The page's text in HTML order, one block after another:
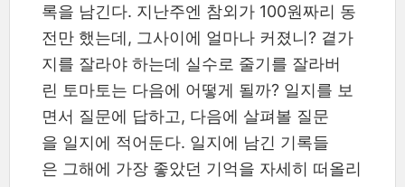
록을 남긴다. 지난주엔 참외가 100원짜리 동
전만 했는데, 그사이에 얼마나 커졌니? 곁가
지를 잘라야 하는데 실수로 줄기를 잘라버
린 토마토는 다음에 어떻게 될까? 일지를 보
면서 질문에 답하고, 다음에 살펴볼 질문
을 일지에 적어둔다. 일지에 남긴 기록들
은 그해에 가장 좋았던 기억을 자세히 떠올리